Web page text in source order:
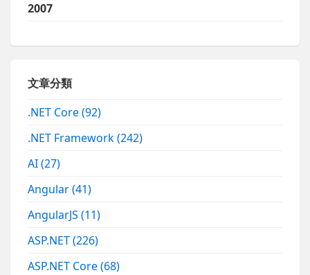
2007
文章分類
.NET Core(92)
.NET Framework(242)
AI(27)
Angular(41)
AngularJS(11)
ASP.NET(226)
ASP.NET Core(68)